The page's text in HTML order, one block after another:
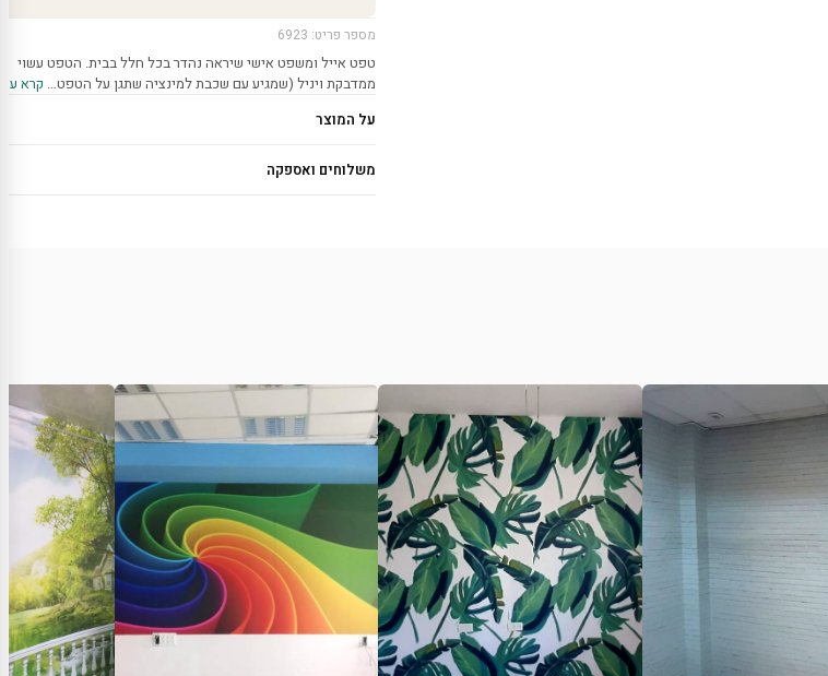
מספר פריט: 6923
טפט אייל ומשפט אישי שיראה נהדר בכל חלל בבית. הטפט עשוי
ממדבקת ויניל (שמגיע עם שכבת למינציה שתגן על הטפט… קרא
על המוצר
משלוחים ואספקה